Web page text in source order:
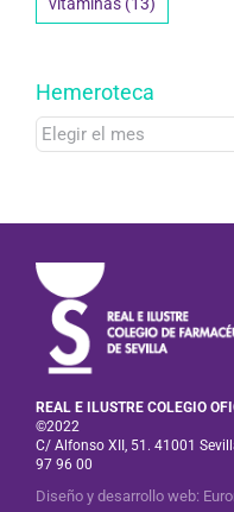
Hemeroteca
©2022
C/ Alfonso XII, 51. 41001 Sevilla
97 96 00
Diseño y desarrollo web